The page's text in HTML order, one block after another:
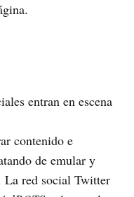
entran en escena
contenido e
de emular y
La red social Twitter